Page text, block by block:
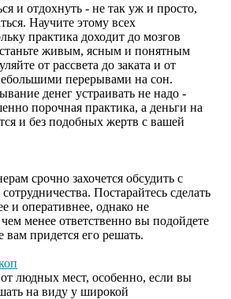
и отдохнуть - не так уж и просто,
Научите этому всех
практика доходит до мозгов
живым, ясным и понятным
от рассвета до заката и от
перерывами на сон.
денег устраивать не надо -
порочная практика, а деньги на
и без подобных жертв с вашей
срочно захочется обсудить с
Постарайтесь сделать
и оперативнее, однако не
менее ответственно вы подойдете
вам придется его решать.
людных мест, особенно, если вы
на виду у широкой